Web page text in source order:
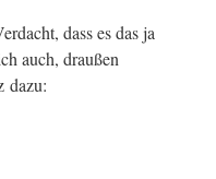
dass es das ja
auch, drau­ßen
dazu: